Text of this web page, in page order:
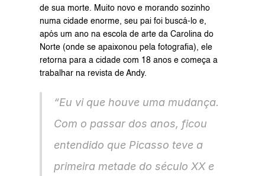
de sua morte. Muito novo e morando sozinho
numa cidade enorme, seu pai foi buscá-lo e,
após um ano na escola de arte da Carolina do
Norte (onde se apaixonou pela fotografia), ele
retorna para a cidade com 18 anos e começa a
trabalhar na revista de Andy.
“Eu vi que houve uma mudança.
Com o passar dos anos, ficou
entendido que Picasso teve a
primeira metade do século XX e